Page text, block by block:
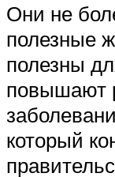
Они не
полезные
полезны
повышают
который